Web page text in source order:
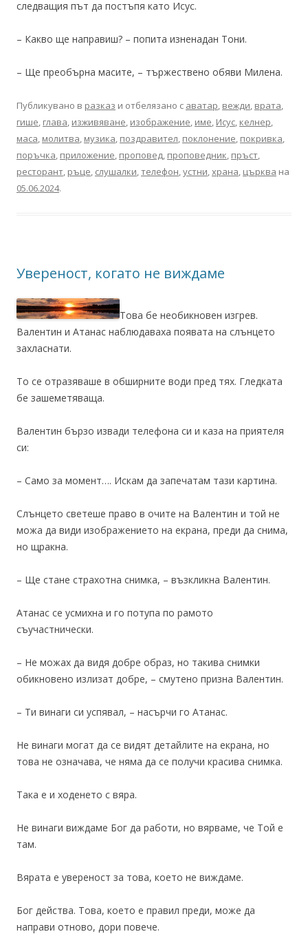
следващия път да постъпя като Исус.
– Какво ще направиш? – попита изненадан Тони.
– Ще преобърна масите, – тържествено обяви Милена.
Публикувано в разказ и отбелязано с аватар, вежди, врата,
гише, глава, изживяване, изображение, име, Исус, келнер,
маса, молитва, музика, поздравител, поклонение, покривка,
поръчка, приложение, проповед, проповедник, пръст,
ресторант, ръце, слушалки,телефон,устни,храна, църква на
05.06.2024.
Увереност, когато не виждаме
Това бе необикновен изгрев.
Валентин и Атанас наблюдаваха появата на слънцето
захласнати.
То се отразяваше в обширните води пред тях. Гледката
бе зашеметяваща.
Валентин бързо извади телефона си и каза на приятеля
си:
– Само за момент…. Искам да запечатам тази картина.
Слънцето светеше право в очите на Валентин и той не
можа да види изображението на екрана, преди да снима,
но щракна.
– Ще стане страхотна снимка, – възкликна Валентин.
Атанас се усмихна и го потупа по рамото
съучастнически.
– Не можах да видя добре образ, но такива снимки
обикновено излизат добре, – смутено призна Валентин.
– Ти винаги си успявал, – насърчи го Атанас.
Не винаги могат да се видят детайлите на екрана, но
това не означава, че няма да се получи красива снимка.
Така е и ходенето с вяра.
Не винаги виждаме Бог да работи, но вярваме, че Той е
там.
Вярата е увереност за това, което не виждаме.
Бог действа. Това, което е правил преди, може да
направи отново, дори повече.